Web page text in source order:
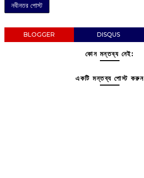
নবীনতর পোস্ট
BLOGGER DISQUS
কোন মন্তব্য নেই:
একটি মন্তব্য পোস্ট করুন